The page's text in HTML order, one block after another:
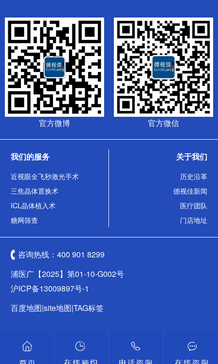
官方微博 官方微信
我们的服务
近视眼全飞秒激光手术
三焦晶体置换术
ICL晶体植入术
糖网筛查
关于我们
历史沿革
德视佳新闻
医疗团队
门店地址
咨询热线：400 901 8299
浦医广【2025】第01-10-G002号
沪ICP备13009897号-1
百度地图|site地图|TAG标签
沪公网安备 31011502009461号